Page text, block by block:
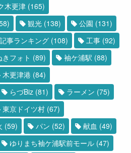
木更津 (165)
観光 (138) 公園 (131)
事ランキング (108) 工事 (92)
フォト (89) 袖ケ浦駅 (88)
木更津港 (84)
らづBiz (81) ラーメン (75)
東京ドイツ村 (67)
(59) パン (52) 献血 (49)
ゆりまち袖ケ浦駅前モール (47)